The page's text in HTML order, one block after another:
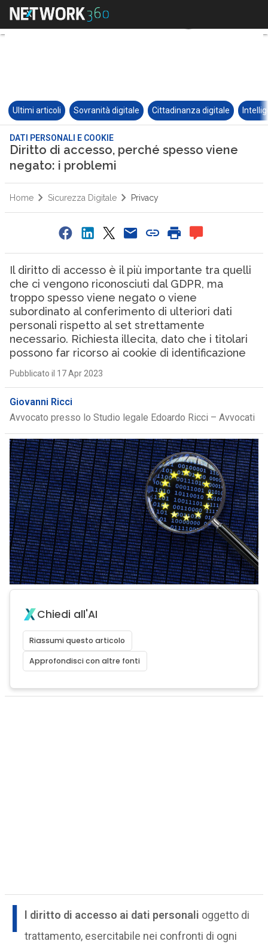
Ultimi articoli Sovranità digitale Cittadinanza digitale
DATI PERSONALI E COOKIE
Diritto di accesso, perché spesso viene
negato: i problemi
Home Sicurezza Digitale Privacy
Il diritto di accesso è il più importante tra quelli
che ci vengono riconosciuti dal GDPR, ma
troppo spesso viene negato o viene
subordinato al conferimento di ulteriori dati
personali rispetto al set strettamente
necessario. Richiesta illecita, dato che i titolari
possono far ricorso ai cookie di identificazione
Pubblicato il 17 Apr 2023
Giovanni Ricci
Avvocato presso lo Studio legale Edoardo Ricci – Avvocati
Chiedi all'AI
Riassumi questo articolo
Approfondisci con altre fonti
I l diritto di accesso ai dati personali oggetto di
trattamento, esercitabile nei confronti di ogni